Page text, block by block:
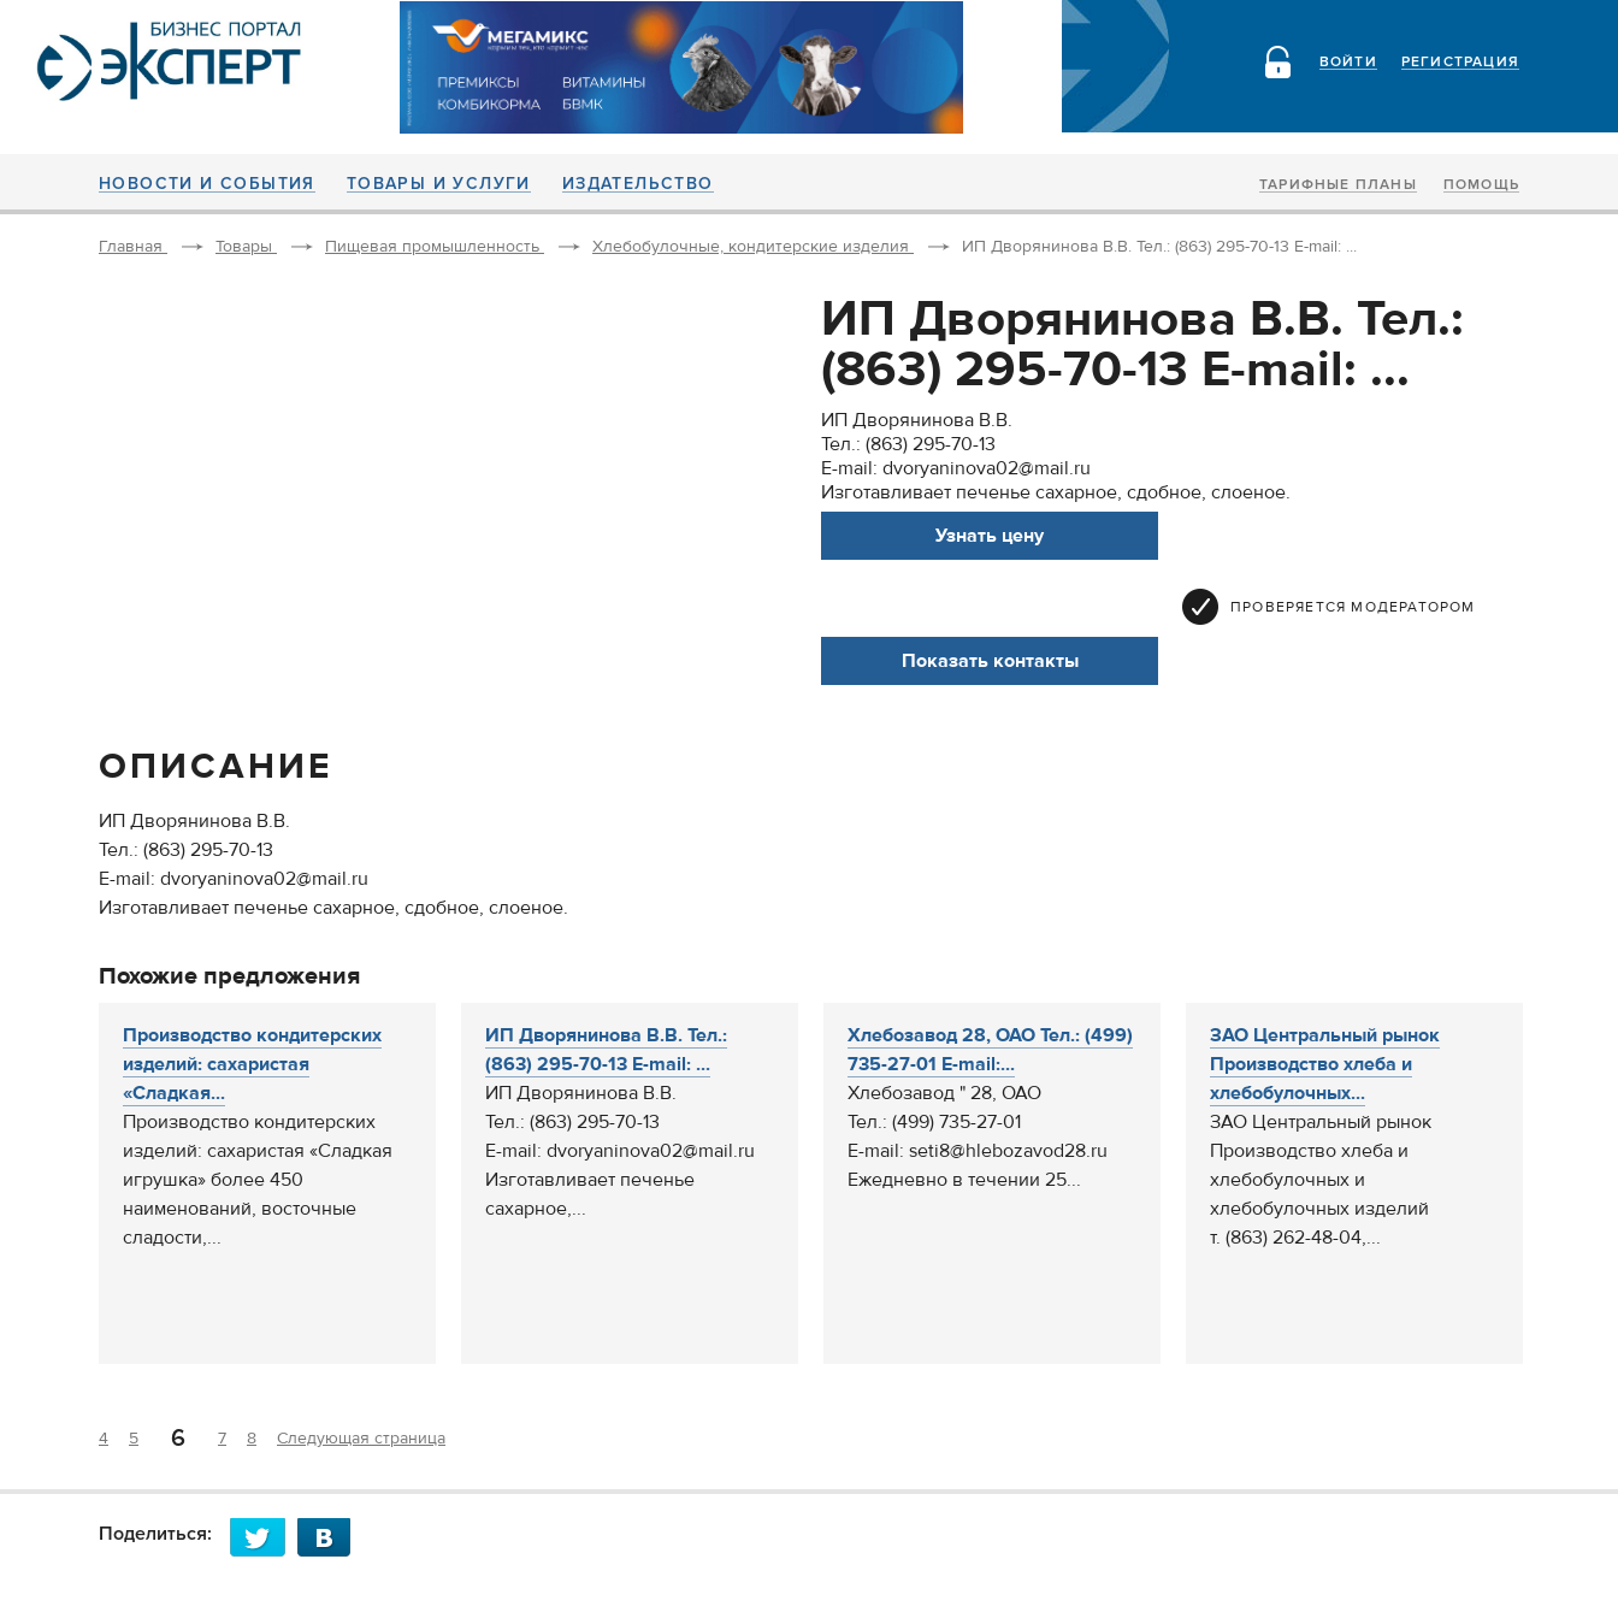
РЕГИСТРАЦИЯ
ВОЙТИ
НОВОСТИ И СОБЫТИЯ ТОВАРЫ И УСЛУГИ ИЗДАТЕЛЬСТВО ТАРИФНЫЕ ПЛАНЫ ПОМОЩЬ
Главная Товары Пищевая промышленность Хлебобулочные, кондитерские изделия ИП Дворянинова В.В. Тел.: (863) 295-70-13 E-mail: ...
ИП Дворянинова В.В. Тел.:
(863) 295-70-13 E-mail: ...
ИП Дворянинова В.В.
Тел.: (863) 295-70-13
E-mail: dvoryaninova02@mail.ru
Изготавливает печенье сахарное, сдобное, слоеное.
Узнать цену
ПРОВЕРЯЕТСЯ МОДЕРАТОРОМ
Показать контакты
ОПИСАНИЕ
ИП Дворянинова В.В.
Тел.: (863) 295-70-13
E-mail: dvoryaninova02@mail.ru
Изготавливает печенье сахарное, сдобное, слоеное.
Похожие предложения
Производство кондитерских
изделий: сахаристая
«Сладкая...
Производство кондитерских
изделий: сахаристая «Сладкая
игрушка» более 450
наименований, восточные
сладости,...
ИП Дворянинова В.В. Тел.:
(863) 295-70-13 E-mail: ...
ИП Дворянинова В.В.
Тел.: (863) 295-70-13
E-mail: dvoryaninova02@mail.ru
Изготавливает печенье
сахарное,...
Хлебозавод 28, ОАО Тел.: (499)
735-27-01 E-mail:...
Хлебозавод " 28, ОАО
Тел.: (499) 735-27-01
E-mail: seti8@hlebozavod28.ru
Ежедневно в течении 25...
ЗАО Центральный рынок
Производство хлеба и
хлебобулочных...
ЗАО Центральный рынок
Производство хлеба и
хлебобулочных и
хлебобулочных изделий
т. (863) 262-48-04,...
4 5 6 7 8 Следующая страница
Поделиться: